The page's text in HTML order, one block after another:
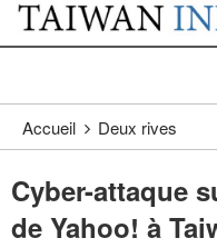
Passer au contenu principal
:::
Accueil Deux rives
Cyber-attaque
de Yahoo! à